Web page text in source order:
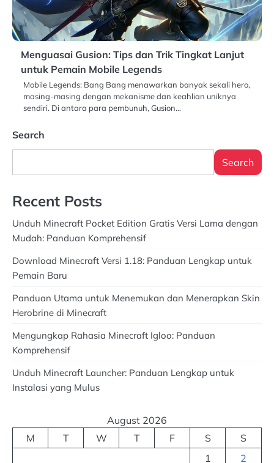
Menguasai Gusion: Tips dan Trik Tingkat Lanjut
untuk Pemain Mobile Legends
Mobile Legends: Bang Bang menawarkan banyak sekali hero,
masing-masing dengan mekanisme dan keahlian uniknya
sendiri. Di antara para pembunuh, Gusion…
Search
Search
Recent Posts
Unduh Minecraft Pocket Edition Gratis Versi Lama dengan
Mudah: Panduan Komprehensif
Download Minecraft Versi 1.18: Panduan Lengkap untuk
Pemain Baru
Panduan Utama untuk Menemukan dan Menerapkan Skin
Herobrine di Minecraft
Mengungkap Rahasia Minecraft Igloo: Panduan
Komprehensif
Unduh Minecraft Launcher: Panduan Lengkap untuk
Instalasi yang Mulus
August 2026
M
T W T F S
S
1
2